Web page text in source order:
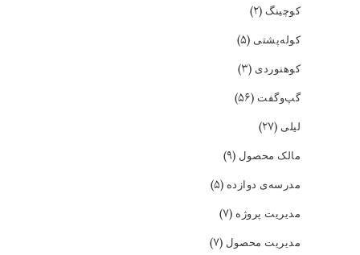
کوچینگ (۲)
کوله‌پشتی (۵)
کوهنوردی (۳)
گپ‌و‌گفت (۵۶)
لیلی (۲۷)
مالک محصول (۹)
مدرسه‌ی دوازده (۵)
مدیریت پروژه (۷)
مدیریت محصول (۷)